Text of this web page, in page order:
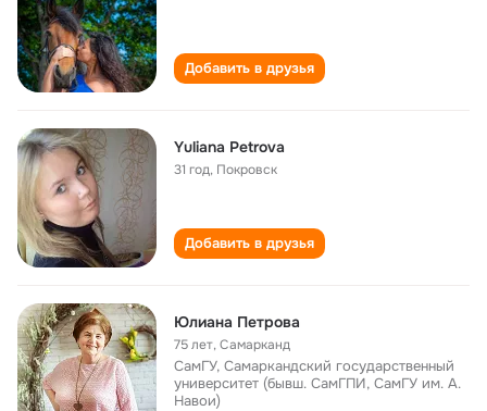
Добавить в друзья
Yuliana Petrova
31 год, Покровск
Добавить в друзья
Юлиана Петрова
75 лет,Самарканд
СамГУ, Самаркандский государственный
университет (бывш. СамГПИ, СамГУ им. А.
Навои)